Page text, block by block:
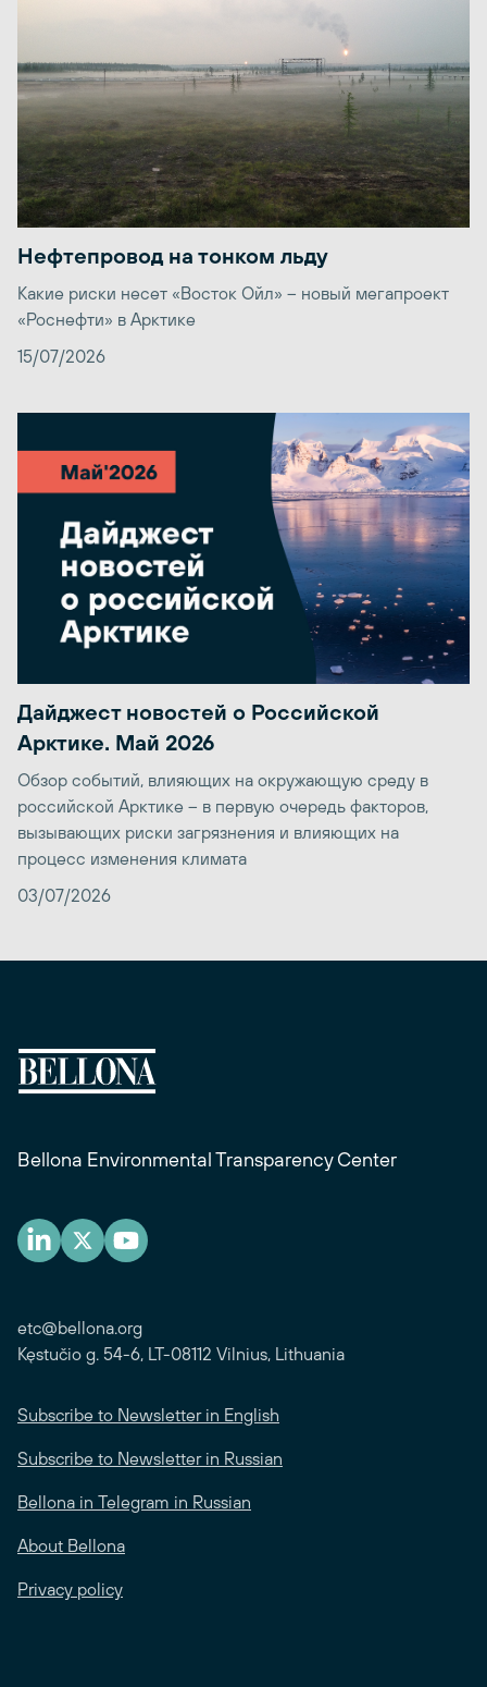
Нефтепровод на тонком льду
Какие риски несет «Восток Ойл» – новый мегапроект
«Роснефти» в Арктике
15/07/2026
Дайджест новостей о Российской
Арктике. Май 2026
Обзор событий, влияющих на окружающую среду в
российской Арктике – в первую очередь факторов,
вызывающих риски загрязнения и влияющих на
процесс изменения климата
03/07/2026
Bellona Environmental Transparency Center
etc@bellona.org
Kęstučio g. 54-6, LT-08112 Vilnius, Lithuania
Subscribe to Newsletter in English
Subscribe to Newsletter in Russian
Bellona in Telegram in Russian
About Bellona
Privacy policy